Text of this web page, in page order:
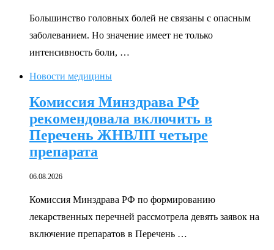
Большинство головных болей не связаны с опасным
заболеванием. Но значение имеет не только
интенсивность боли, …
Новости медицины
Комиссия Минздрава РФ
рекомендовала включить в
Перечень ЖНВЛП четыре
препарата
06.08.2026
Комиссия Минздрава РФ по формированию
лекарственных перечней рассмотрела девять заявок на
включение препаратов в Перечень …